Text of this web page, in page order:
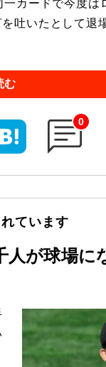
カードで今度は
吐いたとして退
む
0
ています
が球場に